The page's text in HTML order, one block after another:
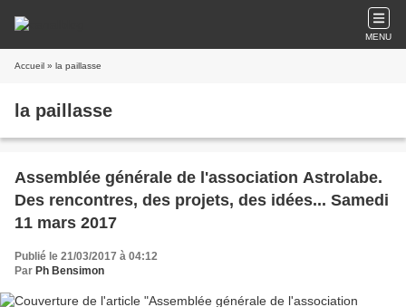
MENU
Accueil » la paillasse
la paillasse
Assemblée générale de l'association Astrolabe.
Des rencontres, des projets, des idées... Samedi
11 mars 2017
Publié le 21/03/2017 à 04:12
Par Ph Bensimon